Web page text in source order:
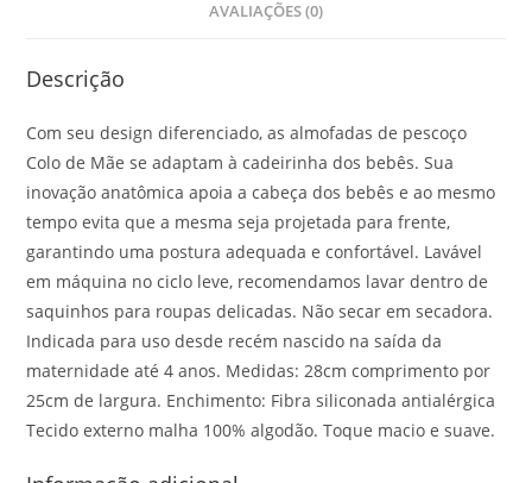
AVALIAÇÕES (0)
Descrição
Com seu design diferenciado, as almofadas de pescoço
Colo de Mãe se adaptam à cadeirinha dos bebês. Sua
inovação anatômica apoia a cabeça dos bebês e ao mesmo
tempo evita que a mesma seja projetada para frente,
garantindo uma postura adequada e confortável. Lavável
em máquina no ciclo leve, recomendamos lavar dentro de
saquinhos para roupas delicadas. Não secar em secadora.
Indicada para uso desde recém nascido na saída da
maternidade até 4 anos. Medidas: 28cm comprimento por
25cm de largura. Enchimento: Fibra siliconada antialérgica
Tecido externo malha 100% algodão. Toque macio e suave.